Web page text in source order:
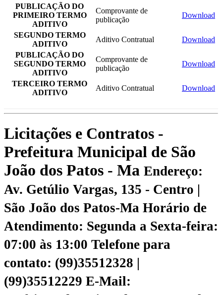
PUBLICAÇÃO DO
PRIMEIRO TERMO
ADITIVO
Comprovante de
publicação
Download
SEGUNDO TERMO
ADITIVO
Aditivo Contratual
Download
PUBLICAÇÃO DO
SEGUNDO TERMO
ADITIVO
Comprovante de
publicação
Download
TERCEIRO TERMO
ADITIVO
Aditivo Contratual Download
Licitações e Contratos -
Prefeitura Municipal de São
João dos Patos - Ma Endereço:
Av. Getúlio Vargas, 135 - Centro |
São João dos Patos-Ma Horário de
Atendimento: Segunda a Sexta-feira:
07:00 às 13:00 Telefone para
contato: (99)35512328 |
(99)35512229 E-Mail: